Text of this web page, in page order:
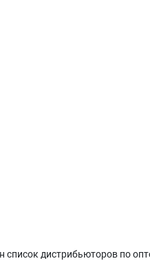
список дистрибьюторов по